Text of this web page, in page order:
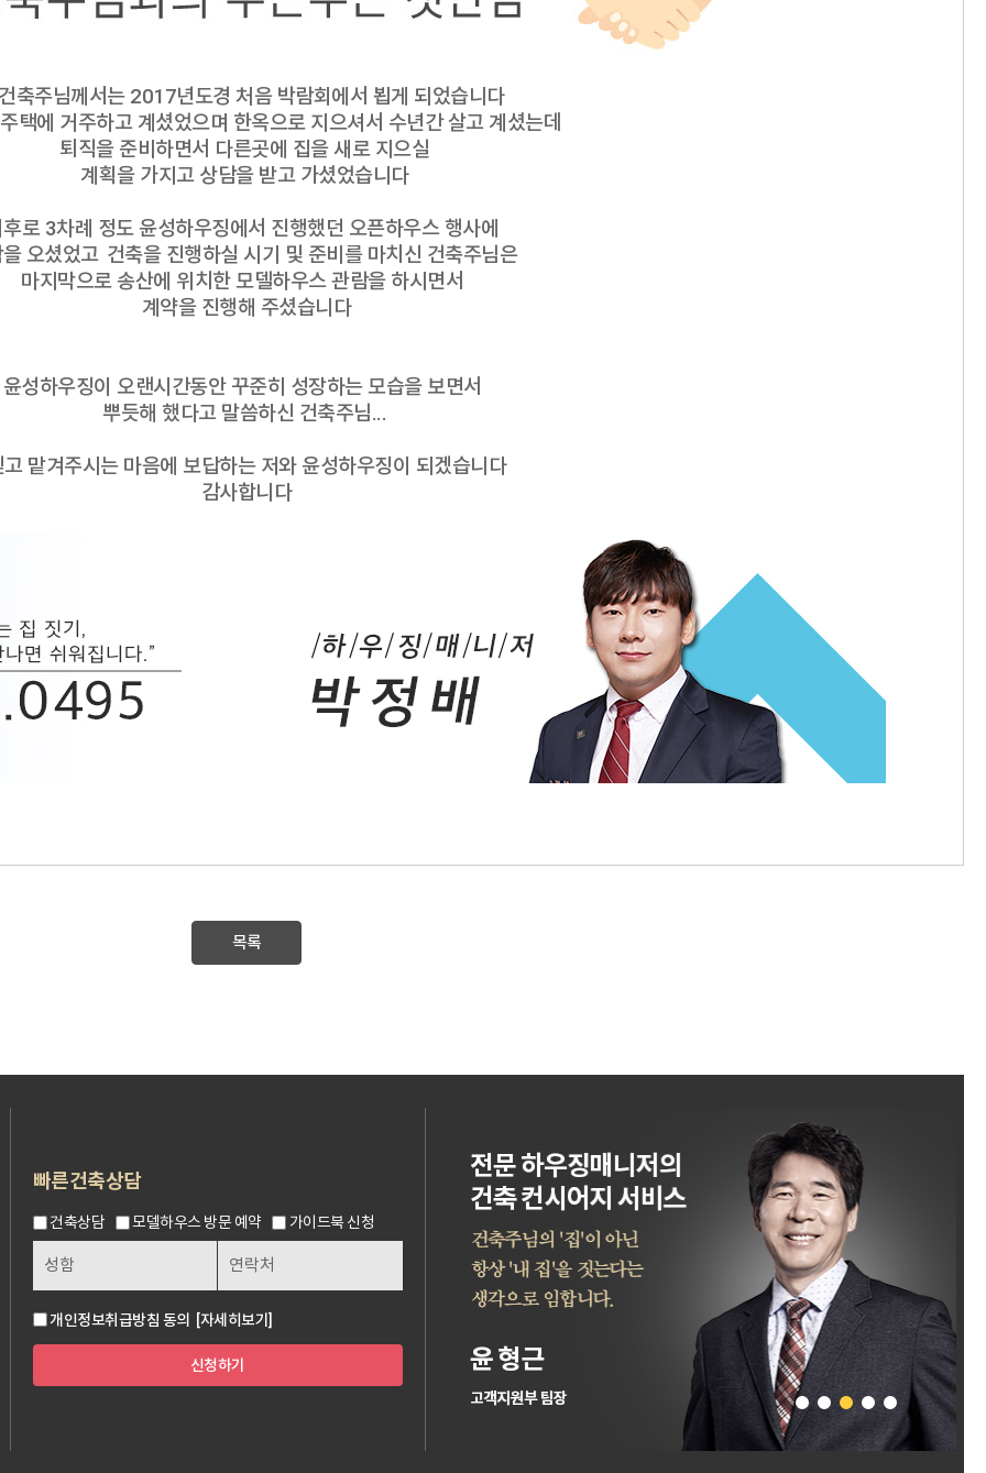
축주님께서는 2017년도경 처음 박람회에서 뵙게 되었습니다
택에 거주하고 계셨었으며 한옥으로 지으셔서 수년간 살고 계셨는데
퇴직을 준비하면서 다른곳에 집을 새로 지으실
계획을 가지고 상담을 받고 가셨었습니다
후로 3차례 정도 윤성하우징에서 진행했던 오픈하우스 행사에
오셨었고 건축을 진행하실 시기 및 준비를 마치신 건축주님은
마지막으로 송산에 위치한 모델하우스 관람을 하시면서
계약을 진행해 주셨습니다
윤성하우징이 오랜시간동안 꾸준히 성장하는 모습을 보면서
뿌듯해 했다고 말씀하신 건축주님...
고 맡겨주시는 마음에 보답하는 저와 윤성하우징이 되겠습니다
감사합니다
목록
빠른건축상담
건축상담 모델하우스 방문 예약 가이드북 신청
개인정보취급방침 동의 [자세히보기]
신청하기